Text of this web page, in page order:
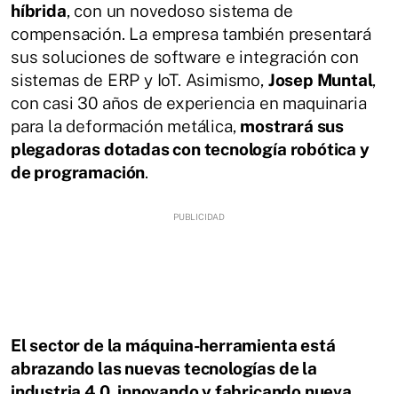
híbrida, con un novedoso sistema de
compensación. La empresa también presentará
sus soluciones de software e integración con
sistemas de ERP y IoT. Asimismo, Josep Muntal,
con casi 30 años de experiencia en maquinaria
para la deformación metálica, mostrará sus
plegadoras dotadas con tecnología robótica y
de programación.
El sector de la máquina-herramienta está
abrazando las nuevas tecnologías de la